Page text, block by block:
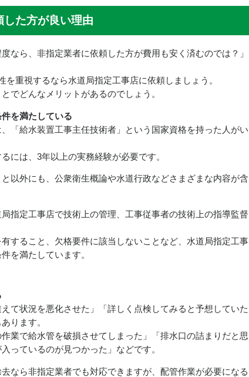
た方が良い理由
なら、非指定業者に依頼した方が費用も安く済むのでは？」
を重視するなら水道局指定工事店に依頼しましょう。
でどんなメリットがあるのでしょう。
を満たしている
「給水装置工事主任技術者」という国家資格を持った人がい
には、3年以上の実務経験が必要です。
以外にも、公衆衛生概論や水道行政などさまざまな内容が含
指定工事店で技術上の管理、工事従事者の技術上の指導監督
すること、欠格要件に該当しないことなど、水道局指定工事
を満たしています。
て状況を悪化させた」「詳しく点検してみると予想していた
ります。
業で給水管を破損させてしまった」「排水口の詰まりだと思
っているのが見つかった」などです。
なら非指定業者でも対応できますが、配管作業が必要になる